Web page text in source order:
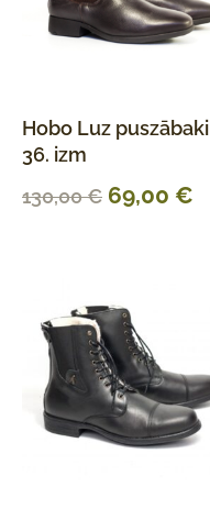
Hobo Luz puszābaki
36. izm
130,00€ 69,00 €